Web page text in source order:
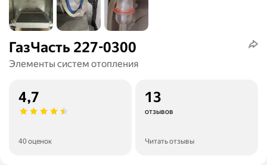
ГазЧасть 227-0300
Элементы систем отопления
4,7
40 оценок
13
отзывов
Читать отзывы